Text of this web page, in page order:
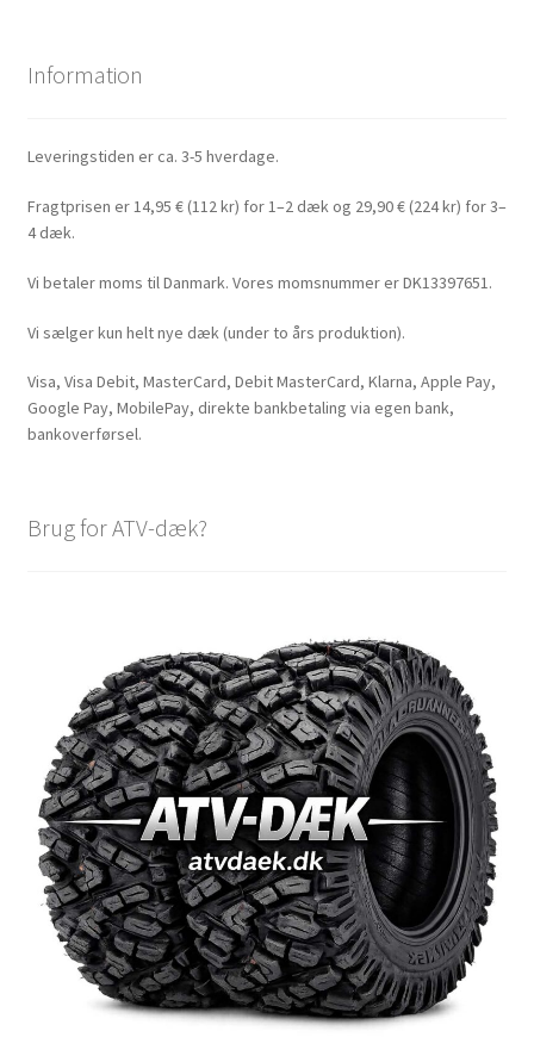
Information
Leveringstiden er ca. 3-5 hverdage.
Fragtprisen er 14,95 € (112 kr) for 1–2 dæk og 29,90 € (224 kr) for 3–
4 dæk.
Vi betaler moms til Danmark. Vores momsnummer er DK13397651.
Vi sælger kun helt nye dæk (under to års produktion).
Visa, Visa Debit, MasterCard, Debit MasterCard, Klarna, Apple Pay,
Google Pay, MobilePay, direkte bankbetaling via egen bank,
bankoverførsel.
Brug for ATV-dæk?